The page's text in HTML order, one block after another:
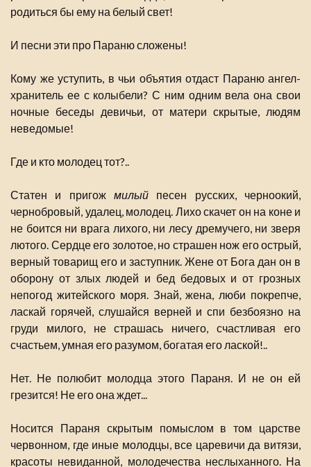
родиться бы ему на белый свет!
И песни эти про Параню сложены!
Кому же уступить, в чьи объятия отдаст Параню ангел-
хранитель ее с колыбели? С ним одним вела она свои
ночные беседы девичьи, от матери скрытые, людям
неведомые!
Где и кто молодец тот?..
Статен и пригож милый песен русских, черноокий,
чернобровый, удалец, молодец. Лихо скачет он на коне и
не боится ни врага лихого, ни лесу дремучего, ни зверя
лютого. Сердце его золотое, но страшен нож его острый,
верный товарищ его и заступник. Жене от Бога дан он в
оборону от злых людей и бед бедовых и от грозных
непогод житейского моря. Знай, жена, люби покрепче,
ласкай горячей, слушайся верней и спи безбоязно на
груди милого, не страшась ничего, счастливая его
счастьем, умная его разумом, богатая его лаской!..
Нет. Не полюбит молодца этого Параня. И не он ей
грезится! Не его она ждет...
Носится Параня скрытым помыслом в том царстве
червонном, где иные молодцы, все царевичи да витязи,
красоты невиданной, молодечества неслыханного. На